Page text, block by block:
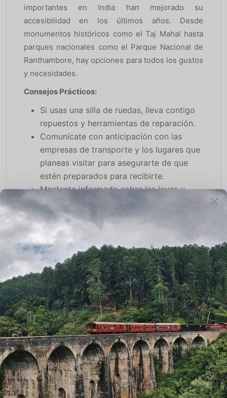
importantes en India han mejorado su
accesibilidad en los últimos años. Desde
monumentos históricos como el Taj Mahal hasta
parques nacionales como el Parque Nacional de
Ranthambore, hay opciones para todos los gustos
y necesidades.
Consejos Prácticos:
Si usas una silla de ruedas, lleva contigo
repuestos y herramientas de reparación.
Comunícate con anticipación con las
empresas de transporte y los lugares que
planeas visitar para asegurarte de que
estén preparados para recibirte.
Mantente informado sobre las leyes y
regulaciones relacionadas con la
discapacidad en India para evitar
problemas durante tu viaje.
En resumen, viajar en India con una discapacidad
requiere planificación y preparación, pero las
experiencias que te esperan valen cada esfuerzo.
Desde la rica cultura hasta la hospitalidad de la
gente, India ofrece una experiencia única que
todos deberían poder disfrutar,
independientemente de sus capacidades físicas.
¡Prepárate para embarcarte en una aventura
inolvidable y descubre la belleza de India de una
manera completamente nueva!
Si deseas saber más sobre Viaje a India, visita el